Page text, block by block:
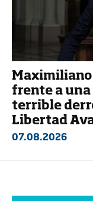
Maximiliano
frente a una
terrible
Libertad
07.08.2026